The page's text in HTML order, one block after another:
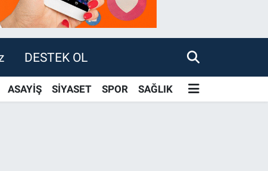
DESTEK OL
ASAYİŞ SİYASET SPOR SAĞLIK